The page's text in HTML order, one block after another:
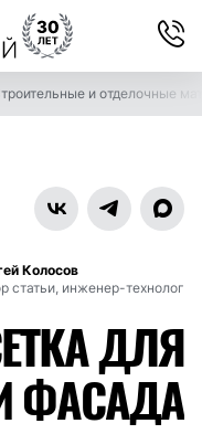
и отделочные
Колосов
статьи, инженер-технолог
ДЛЯ
ФАСАДА